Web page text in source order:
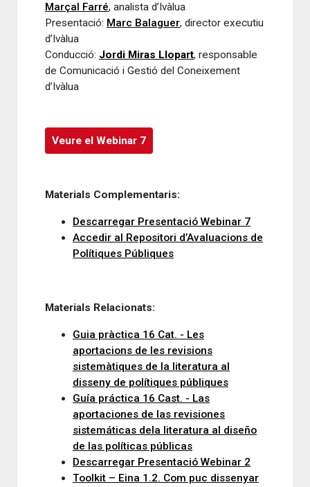
Marçal Farré, analista d’Ivàlua
Presentació: Marc Balaguer, director executiu
d’Ivàlua
Conducció: Jordi Miras Llopart, responsable
de Comunicació i Gestió del Coneixement
d’Ivàlua
Veure el Webinar 7
Materials Complementaris:
Descarregar Presentació Webinar 7
Accedir al Repositori d’Avaluacions de
Polítiques Públiques
Materials Relacionats:
Guia pràctica 16 Cat. - Les
aportacions de les revisions
sistemàtiques de la literatura al
disseny de polítiques públiques
Guía práctica 16 Cast. - Las
aportaciones de las revisiones
sistemáticas dela literatura al diseño
de las políticas públicas
Descarregar Presentació Webinar 2
Toolkit – Eina 1.2. Com puc dissenyar